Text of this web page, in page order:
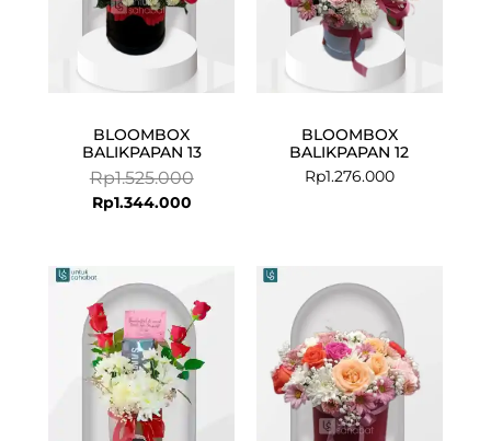
BLOOMBOX
BALIKPAPAN 13
Rp1.525.000
Rp1.344.000
BLOOMBOX
BALIKPAPAN 12
Rp1.276.000